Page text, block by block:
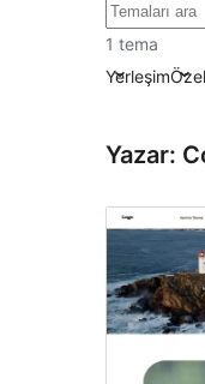
Ara
1 tema
Yerleşim
Yazar: